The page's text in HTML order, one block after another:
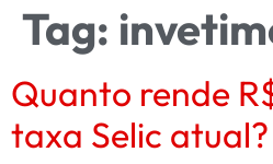
Tag:
Quanto rende
taxa Selic atual?